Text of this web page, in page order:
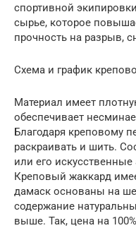
спортивной
сырье, которое
прочность на разрыв,
Схема и график
Материал имеет
обеспечивает
Благодаря креповому
раскраивать и шить.
или его
Креповый жаккард
дамаск основаны на
содержание
выше. Так, цена на